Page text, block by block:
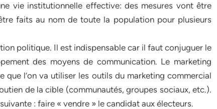
vie institutionnelle effective: des mesures vont être
faits au nom de toute la population pour plusieurs
politique. Il est indispensable car il faut conjuguer le
des moyens de communication. Le marketing
que l’on va utiliser les outils du marketing commercial
de la cible (communautés, groupes sociaux, etc.).
: faire « vendre » le candidat aux électeurs.